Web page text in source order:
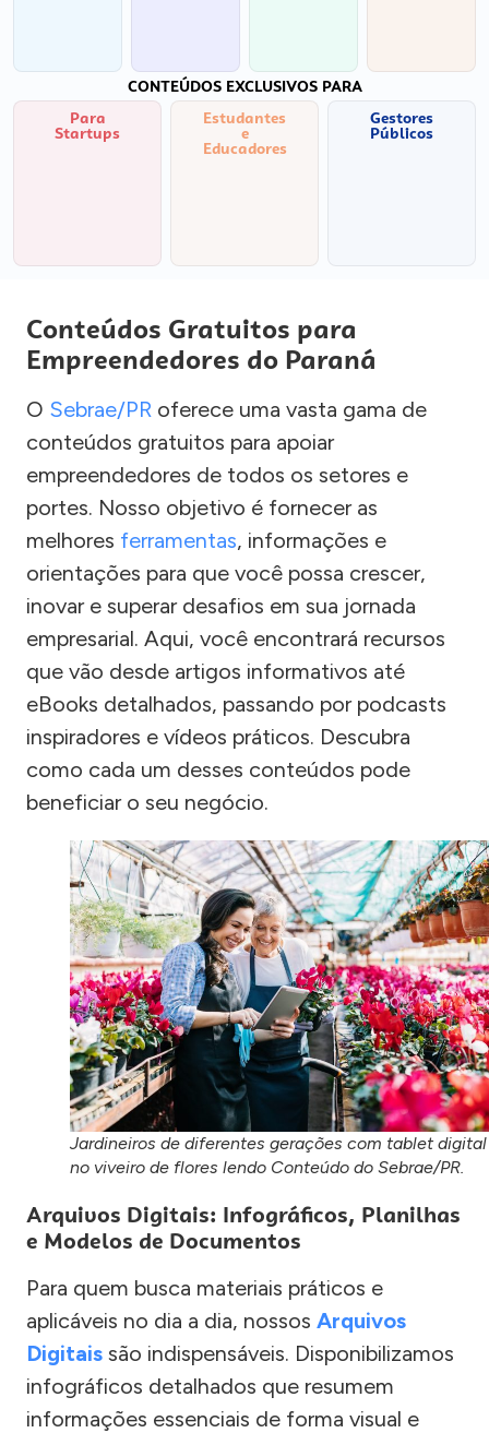
CONTEÚDOS EXCLUSIVOS PARA
Para
Startups
Estudantes
e
Educadores
Gestores
Públicos
Conteúdos Gratuitos para
Empreendedores do Paraná
O Sebrae/PR oferece uma vasta gama de
conteúdos gratuitos para apoiar
empreendedores de todos os setores e
portes. Nosso objetivo é fornecer as
melhores ferramentas, informações e
orientações para que você possa crescer,
inovar e superar desafios em sua jornada
empresarial. Aqui, você encontrará recursos
que vão desde artigos informativos até
eBooks detalhados, passando por podcasts
inspiradores e vídeos práticos. Descubra
como cada um desses conteúdos pode
beneficiar o seu negócio.
Jardineiros de diferentes gerações com tablet digital
no viveiro de flores lendo Conteúdo do Sebrae/PR.
Arquivos Digitais: Infográficos, Planilhas
e Modelos de Documentos
Para quem busca materiais práticos e
aplicáveis no dia a dia, nossos Arquivos
Digitais são indispensáveis. Disponibilizamos
infográficos detalhados que resumem
informações essenciais de forma visual e